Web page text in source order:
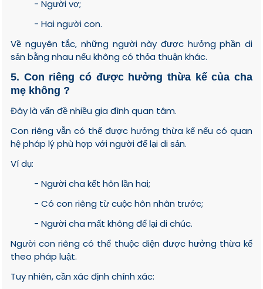
- Người vợ;
- Hai người con.
Về nguyên tắc, những người này được hưởng phần di
sản bằng nhau nếu không có thỏa thuận khác.
5. Con riêng có được hưởng thừa kế của cha
mẹ không ?
Đây là vấn đề nhiều gia đình quan tâm.
Con riêng vẫn có thể được hưởng thừa kế nếu có quan
hệ pháp lý phù hợp với người để lại di sản.
Ví dụ:
- Người cha kết hôn lần hai;
- Có con riêng từ cuộc hôn nhân trước;
- Người cha mất không để lại di chúc.
Người con riêng có thể thuộc diện được hưởng thừa kế
theo pháp luật.
Tuy nhiên, cần xác định chính xác: